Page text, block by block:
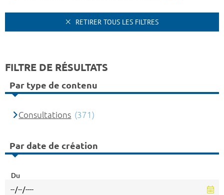
RETIRER TOUS LES FILTRES
FILTRE DE RÉSULTATS
Par type de contenu
Consultations (371)
Par date de création
Du